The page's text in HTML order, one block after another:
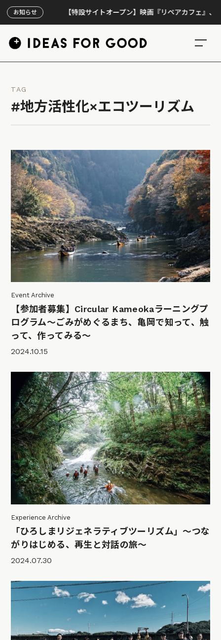
お知らせ【特設サイトオープン】映画『リペアカフェ』、上映300
TAG
#地方活性化×エコツーリズム
Event Archive
【参加者募集】Circular Kameokaラーニングプ
ログラム～ごみがめぐるまち、亀岡で知って、触
って、作ってみる～
2024.10.15
Experience Archive
「ひろしまリジェネラティブツーリズム」〜つな
がりはじめる、再生と対話の旅〜
2024.07.30